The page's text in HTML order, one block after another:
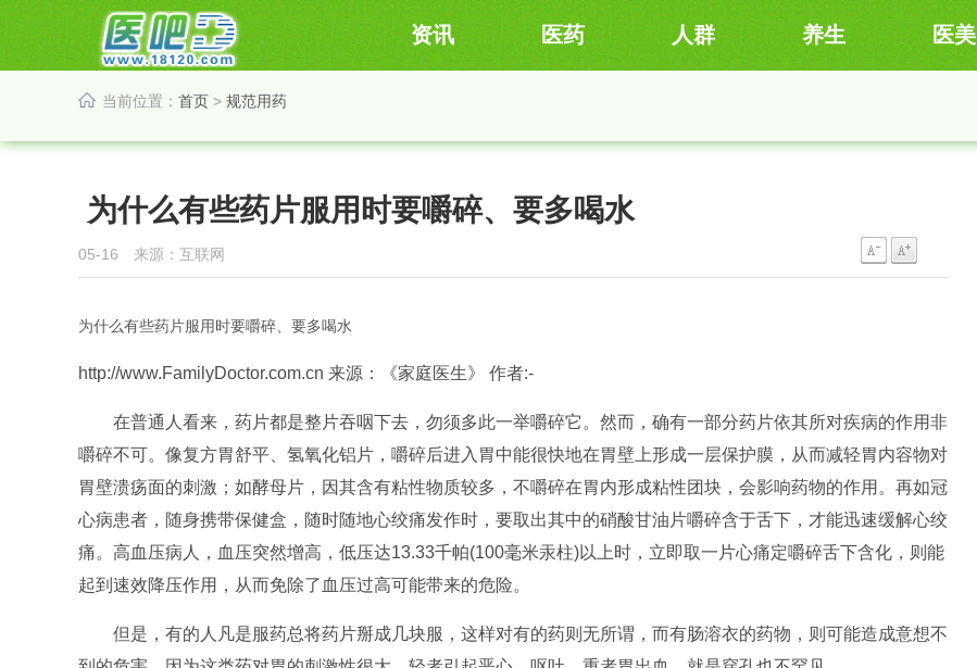
资讯 医药 人群 养生 医美
当前位置： 首页 > 规范用药
为什么有些药片服用时要嚼碎、要多喝水
05-16 来源：互联网
为什么有些药片服用时要嚼碎、要多喝水
http://www.FamilyDoctor.com.cn 来源：《家庭医生》 作者:-
在普通人看来，药片都是整片吞咽下去，勿须多此一举嚼碎它。然而，确有一部分药片依其所对疾病的作用非
嚼碎不可。像复方胃舒平、氢氧化铝片，嚼碎后进入胃中能很快地在胃壁上形成一层保护膜，从而减轻胃内容物对
胃壁溃疡面的刺激；如酵母片，因其含有粘性物质较多，不嚼碎在胃内形成粘性团块，会影响药物的作用。再如冠
心病患者，随身携带保健盒，随时随地心绞痛发作时，要取出其中的硝酸甘油片嚼碎含于舌下，才能迅速缓解心绞
痛。高血压病人，血压突然增高，低压达13.33千帕(100毫米汞柱)以上时，立即取一片心痛定嚼碎舌下含化，则能
起到速效降压作用，从而免除了血压过高可能带来的危险。
但是，有的人凡是服药总将药片掰成几块服，这样对有的药则无所谓，而有肠溶衣的药物，则可能造成意想不